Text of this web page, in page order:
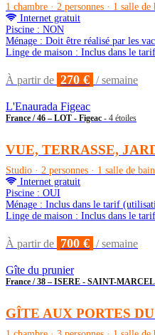
1 chambre · 2 personnes · 1 salle de
Internet gratuit
Piscine : NON
Ménage : Doit être réalisé par les
Linge de maison : Inclus dans le tarif
À partir de 270 € / semaine
L'Enaurada Figeac
France / 46 – LOT - Figeac - 4 étoiles
VUE, TERRASSE,
Studio · 2 personnes · 1 salle de
Internet gratuit
Piscine : OUI
Ménage : Inclus dans le tarif
Linge de maison : Inclus dans le tarif
À partir de 700 € / semaine
Gîte du prunier
France / 38 – ISERE - SAINT-
GÎTE AUX PORTES